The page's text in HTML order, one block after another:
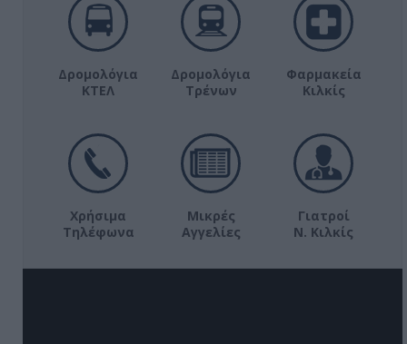
Δρομολόγια
ΚΤΕΛ
Δρομολόγια
Τρένων
Φαρμακεία
Κιλκίς
Χρήσιμα
Τηλέφωνα
Μικρές
Αγγελίες
Γιατροί
Ν. Κιλκίς